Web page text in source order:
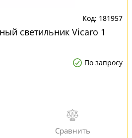
181957
светильник Vicaro 1
По запросу